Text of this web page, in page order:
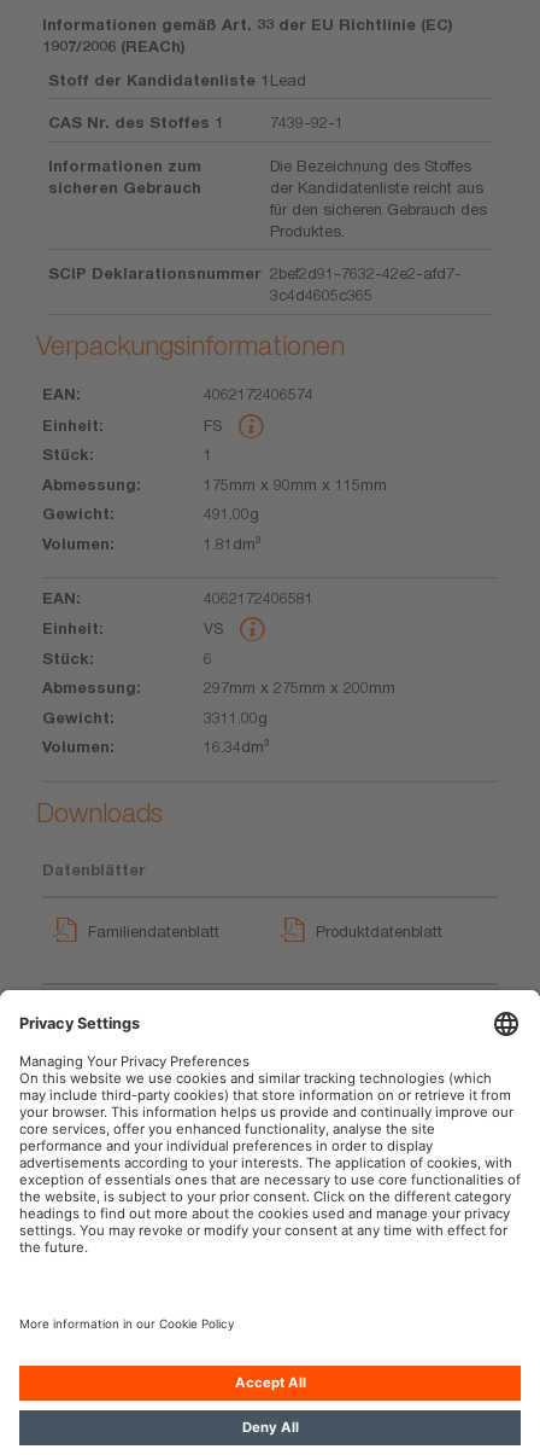
Informationen gemäß Art. 33 der EU Richtlinie (EC)
1907/2006 (REACh)
Stoff der Kandidatenliste 1 Lead
CAS Nr. des Stoffes 1 7439-92-1
Informationen zum
sicheren Gebrauch
Die Bezeichnung des Stoffes
der Kandidatenliste reicht aus
für den sicheren Gebrauch des
Produktes.
SCIP Deklarationsnummer 2bef2d91-7632-42e2-afd7-
3c4d4605c365
Verpackungsinformationen
EAN Stück Abmessung
4062172406574
FS
1
175mm x 90mm x 115mm
491.00g
1.81dm³
4062172406581
VS
6
297mm x 275mm x 200mm
3311.00g
16.34dm³
Downloads
Datenblätter
Familiendatenblatt Produktdatenblatt
POWERinvert 150 W / 300
User instruction
OSRAM Automotive im Social Web
© 2026, OSRAM GmbH. Alle Rechte vorbehalten.